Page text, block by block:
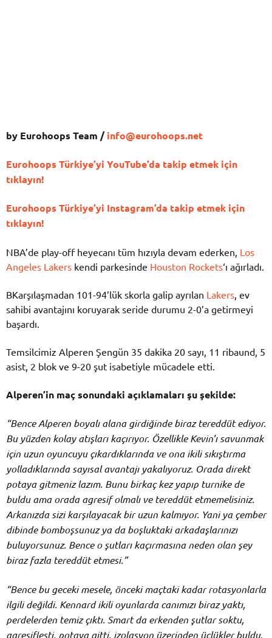
by Eurohoops Team /info@eurohoops.net
Eurohoops Türkiye’yi YouTube’da takip etmek için
tıklayın!
Eurohoops Türkiye’yi Instagram’da takip etmek için
tıklayın!
NBA’de play-off heyecanı tüm hızıyla devam ederken, Los
Angeles Lakers kendi parkesinde Houston Rockets‘ı ağırladı.
BKarşılaşmadan 101-94’lük skorla galip ayrılan Lakers , ev
sahibi avantajını koruyarak seride durumu 2-0’a getirmeyi
başardı.
Temsilcimiz Alperen Şengün 35 dakika 20 sayı, 11 ribaund, 5
asist, 2 blok ve 9-20 şut isabetiyle mücadele etti.
Alperen’in maç sonundaki açıklamaları şu şekilde:
“Bence Alperen boyalı alana girdiğinde biraz tereddüt ediyor.
Bu yüzden kolay atışları kaçırıyor. Özellikle Kevin’ı savunmak
için uzun oyuncuyu çıkardıklarında ve ona ikili sıkıştırma
yolladıklarında sayısal avantajı yakalıyoruz. Orada direkt
potaya gitmeniz lazım. Bunu birkaç kez yapıp turnike de
buldu ama orada agresif olmalı ve tereddüt etmemelisiniz.
Arkanızda sizi karşılayacak bir uzun kalmıyor. Yani ya çember
dibinde bomboşsunuz ya da boşluktaki arkadaşlarınızı
buluyorsunuz. Bence o şutları kaçırmasına neden olan şey
biraz fazla tereddüt etmesi.”
“Bence bu geceki mesele, önceki maçtaki kadar rotasyonlarla
ilgili değildi. Kennard ikili oyunlarda canımızı biraz yaktı,
perdelerden temiz çıktı. Smart da erkenden şutlar soktu,
agresifleşti, potaya gitti, izolasyon üzerinden üçlükler buldu.